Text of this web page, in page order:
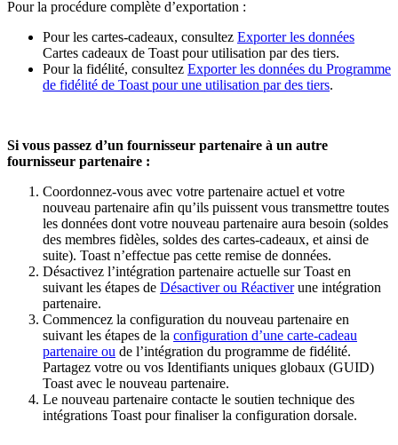
Pour la procédure complète d’exportation :
Pour les cartes-cadeaux, consultez Exporter les données
Cartes cadeaux de Toast pour utilisation par des tiers.
Pour la fidélité, consultez Exporter les données du Programme
de fidélité de Toast pour une utilisation par des tiers.
Si vous passez d’un fournisseur partenaire à un autre
fournisseur partenaire :
Coordonnez-vous avec votre partenaire actuel et votre
nouveau partenaire afin qu’ils puissent vous transmettre toutes
les données dont votre nouveau partenaire aura besoin (soldes
des membres fidèles, soldes des cartes-cadeaux, et ainsi de
suite). Toast n’effectue pas cette remise de données.
Désactivez l’intégration partenaire actuelle sur Toast en
suivant les étapes de Désactiver ou Réactiverune intégration
partenaire.
Commencez la configuration du nouveau partenaire en
suivant les étapes de la configuration d’une carte-cadeau
partenaire ou de l’intégration du programme de fidélité.
Partagez votre ou vos Identifiants uniques globaux (GUID)
Toast avec le nouveau partenaire.
Le nouveau partenaire contacte le soutien technique des
intégrations Toast pour finaliser la configuration dorsale.